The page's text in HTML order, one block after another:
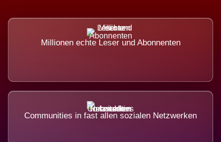
Millionen echte Leser und Abonnenten
Communities in fast allen sozialen Netzwerken